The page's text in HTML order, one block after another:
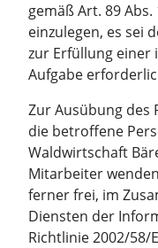
gemäß Art. 89
einzulegen, es sei
zur Erfüllung einer
Aufgabe
Zur Ausübung des
die betroffene
Waldwirtschaft
Mitarbeiter
ferner frei, im
Diensten der
Richtlinie 2002/